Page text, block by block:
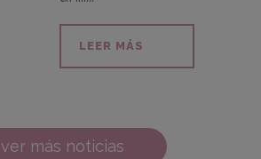
LEER MÁS
ver más noticias